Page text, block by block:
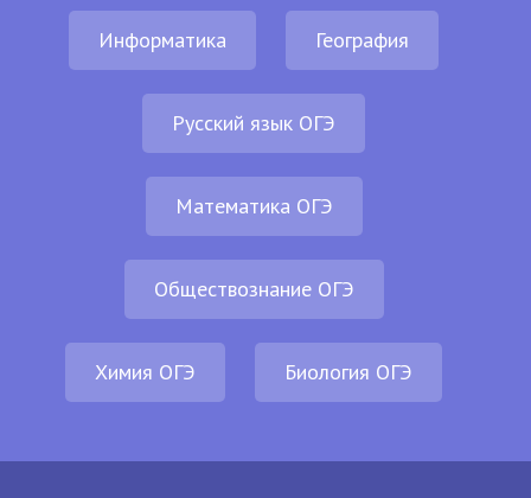
Информатика География
Русский язык ОГЭ
Математика ОГЭ
Обществознание ОГЭ
Химия ОГЭ Биология ОГЭ